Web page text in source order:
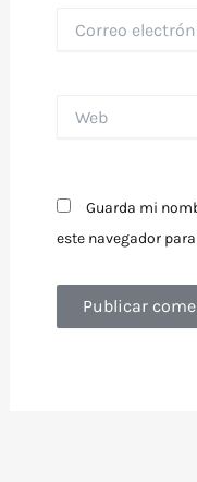
electrónico*
Guarda mi
este navegador